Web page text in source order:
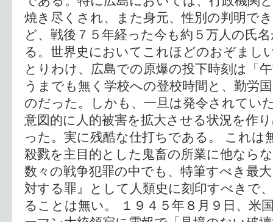
焼き尽くされ、また身元、性別の判明で
ど、戦後７５年経った今も約５万人の氏
る。世界史においてこれほどのおぞまし
とりわけ、広島での原爆の投下時刻は「
うまでも無く学校への登校時間と、勤労
のだった。しかも、一旦は発令されてい
意図的に人的被害を拡大させる状況を作
った。実に残酷な仕打ちである。 これは
殺戮を主目的とした鬼畜の所業に他なら
数々の戦争犯罪の中でも、特筆すべき最
対する罪』として人類史に刻印すべきで
ることは無い。 １９４５年８月９日、米